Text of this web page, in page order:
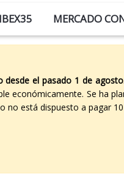
IBEX35 MERCADO
desde el pasado 1 de agosto
económicamente. Se ha
no está dispuesto a pagar